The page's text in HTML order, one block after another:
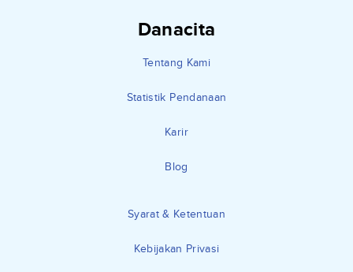
Danacita
Tentang Kami
Statistik Pendanaan
Karir
Blog
Syarat & Ketentuan
Kebijakan Privasi